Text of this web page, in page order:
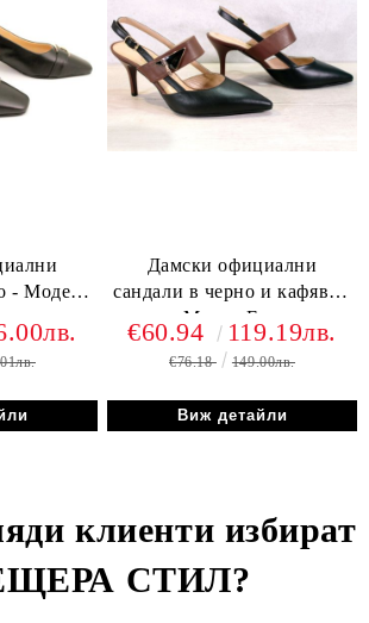
- Модел
Дамски официални
сандали в черно и кафяво -
Модел Ема
€60.94 119.19лв.
€76.18 149.00лв.
Виж детайли
клиенти избират
СТИЛ?